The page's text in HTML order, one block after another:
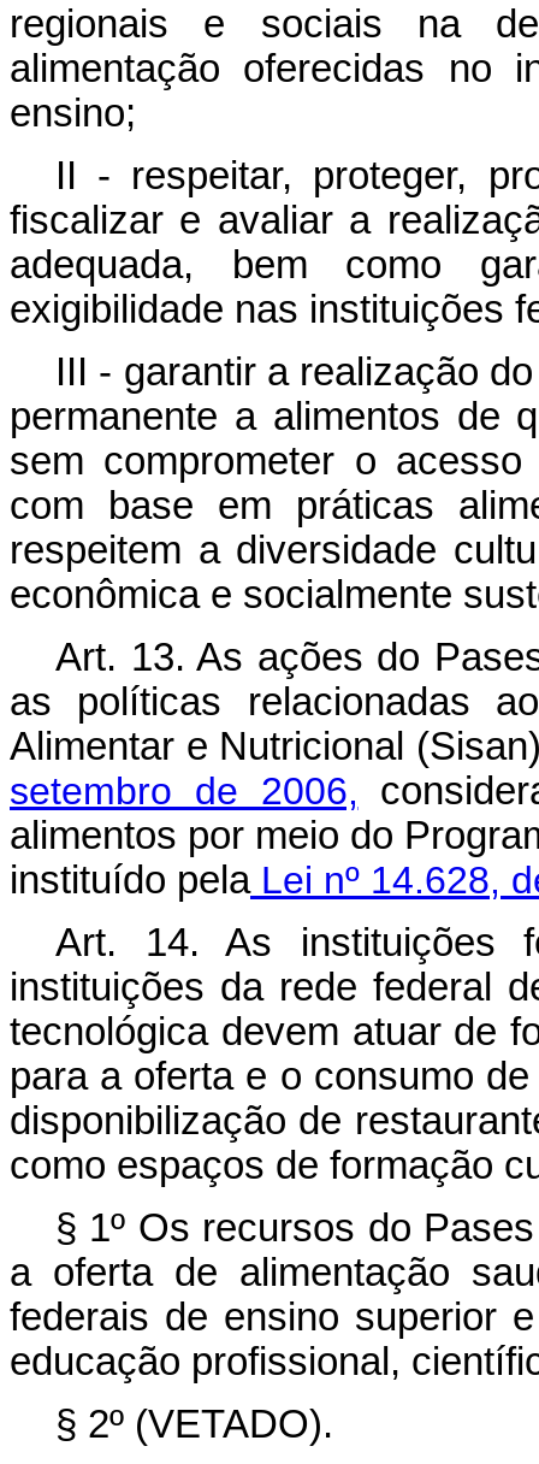
regionais e sociais na
alimentação oferecidas no
ensino;
II - respeitar, proteger,
fiscalizar e avaliar a
adequada, bem como
exigibilidade nas instituições
III - garantir a realização
permanente a alimentos de
sem comprometer o
com base em práticas
respeitem a diversidade
econômica e socialmente
Art. 13. As ações do
as políticas relacionadas
Alimentar e Nutricional
setembro de 2006,
alimentos por meio do
instituído pelaLei nº 14.628,
Art. 14. As instituições
instituições da rede federal
tecnológica devem atuar de
para a oferta e o consumo
disponibilização de
como espaços de formação
§ 1º Os recursos do
a oferta de alimentação
federais de ensino superior
educação profissional,
§ 2º (VETADO).